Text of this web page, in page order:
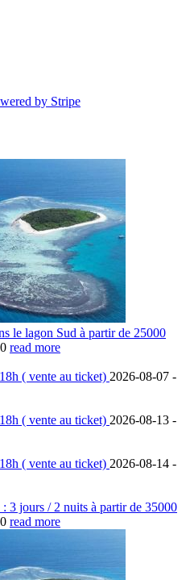
le lagon Sud à partir de 25000
read more
( vente au ticket) 2026-08-07 -
( vente au ticket) 2026-08-13 -
( vente au ticket) 2026-08-14 -
3 jours / 2 nuits à partir de 35000
read more